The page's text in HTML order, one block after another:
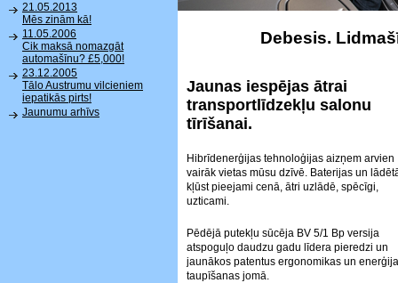
21.05.2013
Mēs zinām kā!
11.05.2006
Cik maksā nomazgāt
automašīnu? £5,000!
23.12.2005
Tālo Austrumu vilcieniem
iepatikās pirts!
Jaunumu arhīvs
Debesis.
Jaunas iespējas ātrai
transportlīdzekļu salonu
tīrīšanai.
Hibrīdenerģijas tehnoloģijas aizņem arvien
vairāk vietas mūsu dzīvē. Baterijas un
kļūst pieejami cenā, ātri uzlādē, spēcīgi,
uzticami.
Pēdējā putekļu sūcēja BV 5/1 Bp versija
atspoguļo daudzu gadu līdera pieredzi un
jaunākos patentus ergonomikas un
taupīšanas jomā.